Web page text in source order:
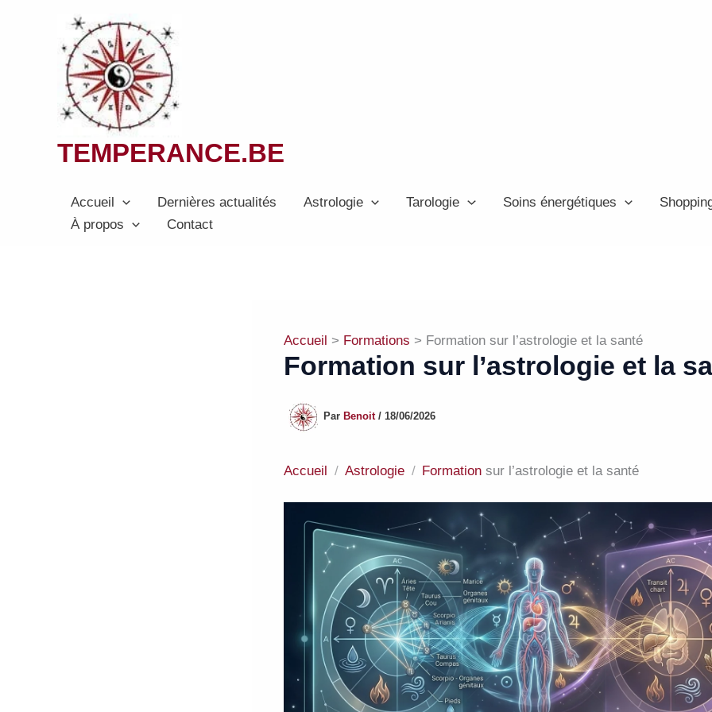
TEMPERANCE.BE
Accueil Dernières actualités Astrologie Tarologie Soins énergétiques
À propos
Contact
Accueil Formations Formation sur l’astrologie et la santé
Formation sur l’astrologie et la
Par Benoit / 18/06/2026
Accueil Astrologie Formation sur l’astrologie et la santé